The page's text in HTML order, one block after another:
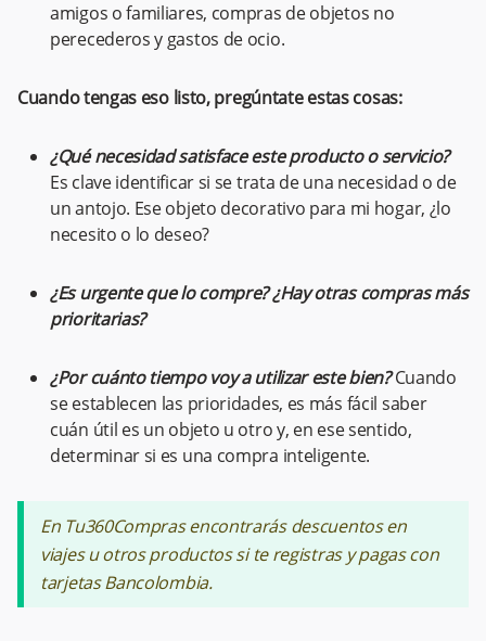
amigos o familiares, compras de objetos no
perecederos y gastos de ocio.
Cuando tengas eso listo, pregúntate estas cosas:
¿Qué necesidad satisface este producto o servicio?
Es clave identificar si se trata de una necesidad o de
un antojo. Ese objeto decorativo para mi hogar, ¿lo
necesito o lo deseo?
¿Es urgente que lo compre? ¿Hay otras compras más
prioritarias?
¿Por cuánto tiempo voy a utilizar este bien?Cuando
se establecen las prioridades, es más fácil saber
cuán útil es un objeto u otro y, en ese sentido,
determinar si es una compra inteligente.
En Tu360Compras encontrarás descuentos en
viajes u otros productos si te registras y pagas con
tarjetas Bancolombia.